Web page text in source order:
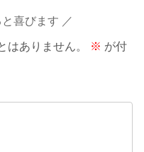
喜びます
はありません。 ※ が付